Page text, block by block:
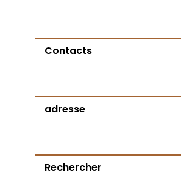
Contacts
adresse
Rechercher